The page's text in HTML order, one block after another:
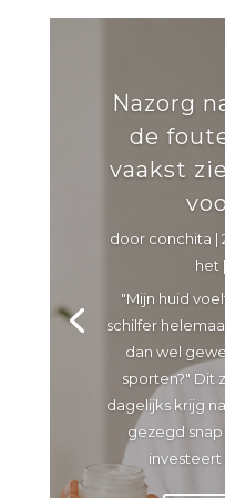
Nazorg
de
vaakst
door conchita |
het
"Mijn huid
schilfer
dan wel
sporten?" Dit
dagelijks krijg
gezegd
investeert